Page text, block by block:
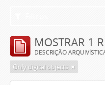
MOSTRAR 1
DESCRIÇÃO
Only digital objects